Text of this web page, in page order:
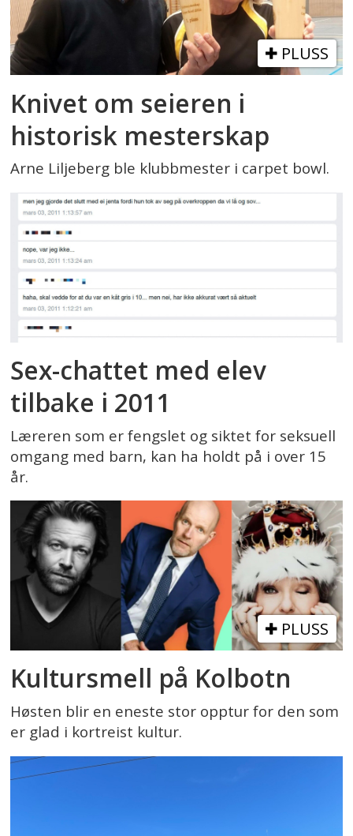
PLUSS
Knivet om seieren i
historisk mesterskap
Arne Liljeberg ble klubbmester i carpet bowl.
Sex-chattet med elev
tilbake i 2011
Læreren som er fengslet og siktet for seksuell
omgang med barn, kan ha holdt på i over 15
år.
PLUSS
Kultursmell på Kolbotn
Høsten blir en eneste stor opptur for den som
er glad i kortreist kultur.